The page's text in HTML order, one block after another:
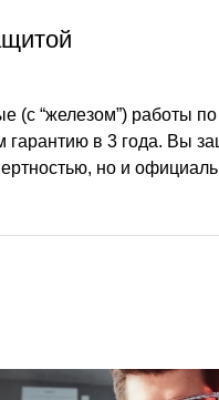
(с “железом”) работы
гарантию в 3 года. Вы
но и